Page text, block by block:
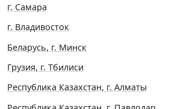
г. Самара
г. Владивосток
Беларусь, г. Минск
Грузия, г. Тбилиси
Республика Казахстан, г. Алматы